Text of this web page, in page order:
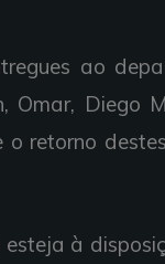
ao
Omar, Diego
retorno
à